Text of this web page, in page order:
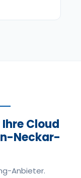
Cloud
Neckar-
Anbieter.